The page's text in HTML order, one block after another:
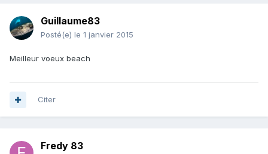
Guillaume83
Posté(e) le 1 janvier 2015
Meilleur voeux beach
Citer
Fredy 83